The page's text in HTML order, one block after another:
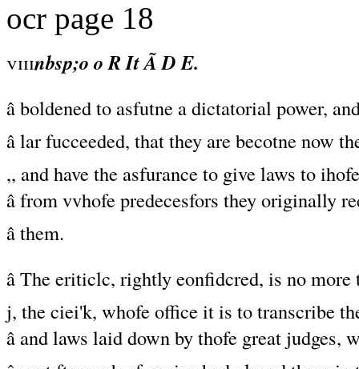
ocr page 18
viiinbsp;o o R It Ã D E.
â boldened to asfutne a dictatorial power,
â lar fucceeded, that they are becotne now
,, and have the asfurance to give laws to
â from vvhofe predecesfors they originally
â them.
â The eriticlc, rightly eonfidcred, is no more
j, the ciei'k, whofe office it is to transcribe
â and laws laid down by thofe great judges,